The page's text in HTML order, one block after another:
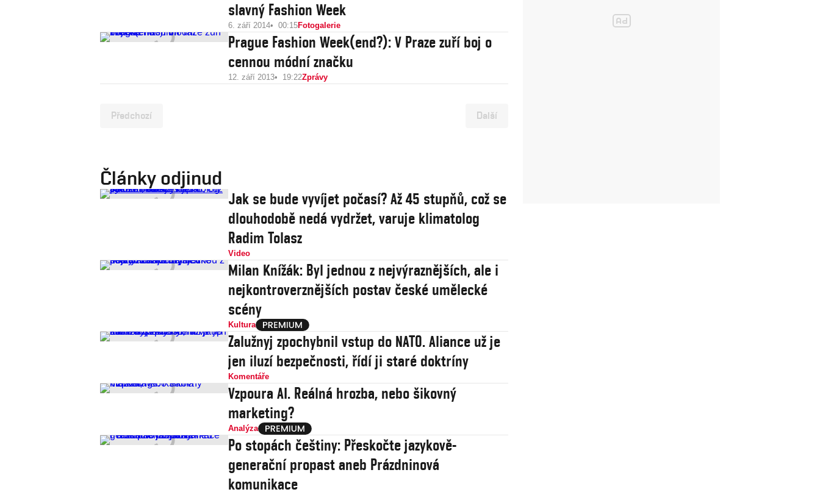
slavný Fashion Week
6. září 2014 00:15Fotogalerie
Prague Fashion Week(end?): V Praze zuří boj o
cennou módní značku
12. září 2013 19:22Zprávy
Předchozí Další
Články odjinud
Jak se bude vyvíjet počasí? Až 45 stupňů, což se
dlouhodobě nedá vydržet, varuje klimatolog
Radim Tolasz
Video
Milan Knížák: Byl jednou z nejvýraznějších, ale i
nejkontroverznějších postav české umělecké
scény
Kultura
Zalužnyj zpochybnil vstup do NATO. Aliance už je
jen iluzí bezpečnosti, řídí ji staré doktríny
Komentáře
Vzpoura AI. Reálná hrozba, nebo šikovný
marketing?
Analýza
Po stopách češtiny: Přeskočte jazykově-
generační propast aneb Prázdninová
komunikace